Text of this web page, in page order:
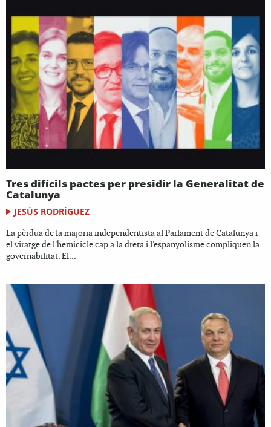
Tres difícils pactes per presidir la Generalitat de
Catalunya
JESÚS RODRÍGUEZ
La pèrdua de la majoria independentista al Parlament de Catalunya i
el viratge de l'hemicicle cap a la dreta i l'espanyolisme compliquen la
governabilitat. El...